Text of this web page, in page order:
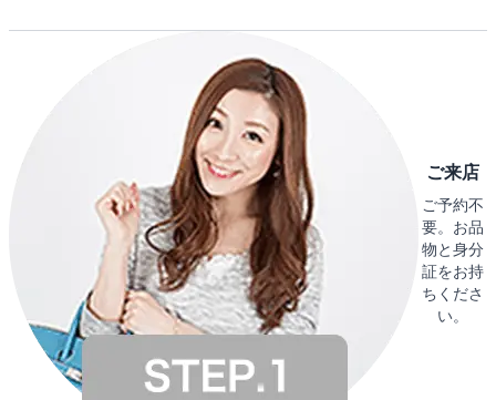
ご来店
ご予約不
要。お品
物と身分
証をお持
ちくださ
い。